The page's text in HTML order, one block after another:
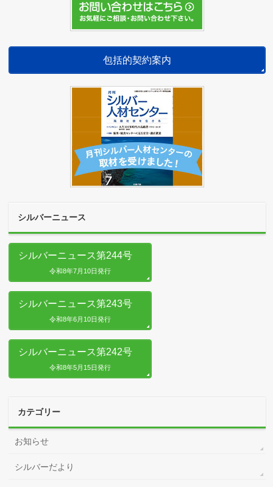
包括的契約案内
シルバーニュース
シルバーニュース第244号
令和8年7月10日発行
シルバーニュース第243号
令和8年6月10日発行
シルバーニュース第242号
令和8年5月15日発行
カテゴリー
お知らせ
シルバーだより